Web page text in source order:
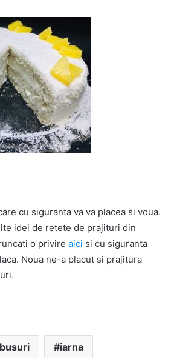
cu siguranta va va placea si voua.
idei de retete de prajituri din
o privire aici si cu siguranta
Noua ne-a placut si prajitura
iarna